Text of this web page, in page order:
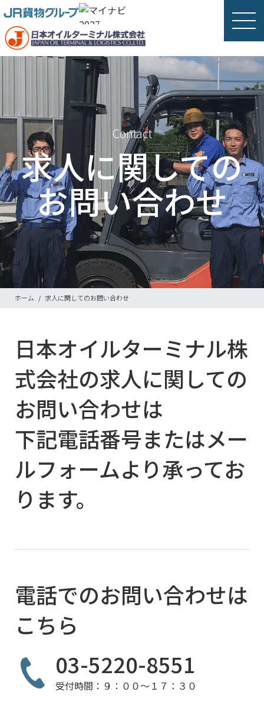
Contact
求人に関しての
お問い合わせ
ホーム 求人に関してのお問い合わせ
日本オイルターミナル株
式会社の求人に関しての
お問い合わせは
下記電話番号またはメー
ルフォームより承ってお
ります。
電話でのお問い合わせは
こちら
03-5220-8551
受付時間：９：００～１７：３０